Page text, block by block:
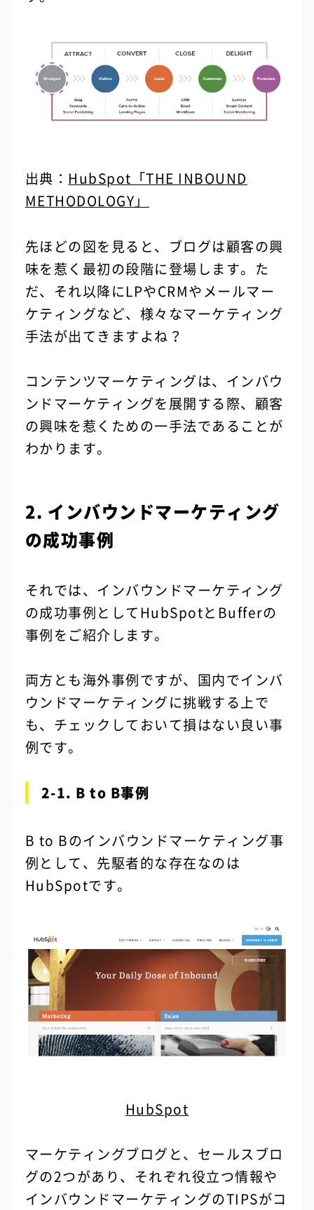
出典： HubSpot「THE INBOUND
METHODOLOGY」
先ほどの図を見ると、ブログは顧客の興
味を惹く最初の段階に登場します。た
だ、それ以降にLPやCRMやメールマー
ケティングなど、様々なマーケティング
手法が出てきますよね？
コンテンツマーケティングは、インバウ
ンドマーケティングを展開する際、顧客
の興味を惹くための一手法であることが
わかります。
2. インバウンドマーケティング
の成功事例
それでは、インバウンドマーケティング
の成功事例としてHubSpotとBufferの
事例をご紹介します。
両方とも海外事例ですが、国内でインバ
ウンドマーケティングに挑戦する上で
も、チェックしておいて損はない良い事
例です。
2-1. B to B事例
B to Bのインバウンドマーケティング事
例として、先駆者的な存在なのは
HubSpotです。
HubSpot
マーケティングブログと、セールスブロ
グの2つがあり、それぞれ役立つ情報や
インバウンドマーケティングのTIPSがコ